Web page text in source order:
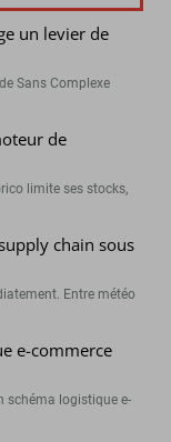
un levier de
Sans Complexe
de
limite ses stocks,
chain sous
Entre météo
e-commerce
schéma logistique e-